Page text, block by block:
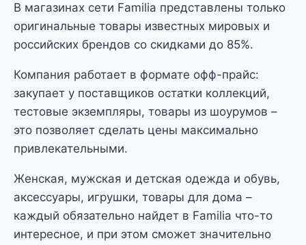
В магазинах сети Familia представлены только
оригинальные товары известных мировых и
российских брендов со скидками до 85%.
Компания работает в формате офф-прайс:
закупает у поставщиков остатки коллекций,
тестовые экземпляры, товары из шоурумов –
это позволяет сделать цены максимально
привлекательными.
Женская, мужская и детская одежда и обувь,
аксессуары, игрушки, товары для дома –
каждый обязательно найдет в Familia что-то
интересное, и при этом сможет значительно